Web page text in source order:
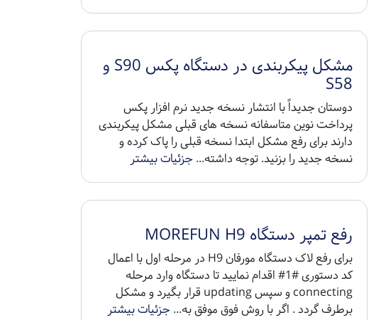
مشکل پیکربندی در دستگاه پکس S90 و
S58
دوستان جدیداً با انتشار نسخه جدید نرم افزار پکس
پرداخت نوین متاسفانه نسخه های قبلی مشکل پیکربندی
دارند برای رفع مشکل ابتدا نسخه قبلی را پاک کرده و
نسخه جدید را بزنید. توجه داشته...جزئیات بیشتر
رفع تمپر دستگاه MOREFUN H9
برای رفع لاک دستگاه مورفان H9 در مرحله اول با اعمال
کد دستوری #1# اقدام نمایید تا دستگاه وارد مرحله
connecting و سپس updating قرار بگیرد و مشکل
برطرف گردد . اگر با روش فوق موفق به...جزئیات بیشتر